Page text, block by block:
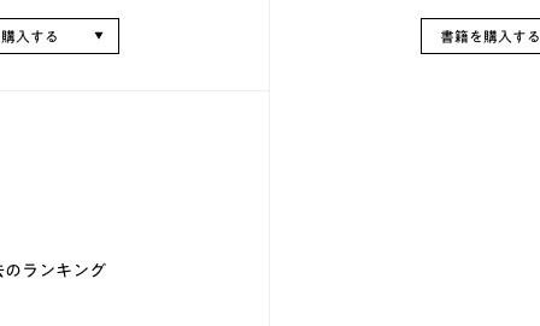
入する 書籍を購入する
ランキング